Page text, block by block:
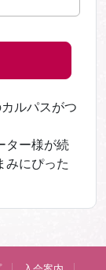
ルパスがつ
ター様が続
みにぴった